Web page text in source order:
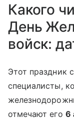
Какого
День
войск:
Этот праздник
специалисты,
отмечают его 6